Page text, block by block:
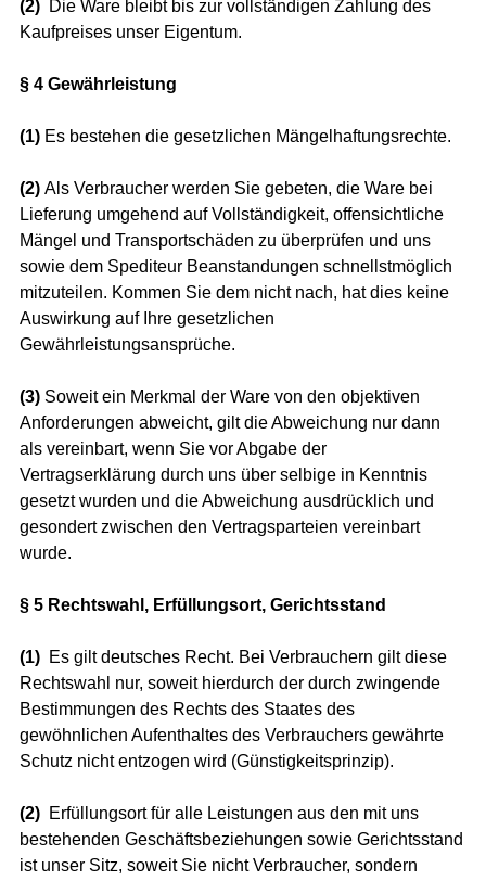
(2)Die Ware bleibt bis zur vollständigen Zahlung des
Kaufpreises unser Eigentum.
§ 4 Gewährleistung
(1) Es bestehen die gesetzlichen Mängelhaftungsrechte.
(2)Als Verbraucher werden Sie gebeten, die Ware bei
Lieferung umgehend auf Vollständigkeit, offensichtliche
Mängel und Transportschäden zu überprüfen und uns
sowie dem Spediteur Beanstandungen schnellstmöglich
mitzuteilen. Kommen Sie dem nicht nach, hat dies keine
Auswirkung auf Ihre gesetzlichen
Gewährleistungsansprüche.
(3) Soweit ein Merkmal der Ware von den objektiven
Anforderungen abweicht, gilt die Abweichung nur dann
als vereinbart, wenn Sie vor Abgabe der
Vertragserklärung durch uns über selbige in Kenntnis
gesetzt wurden und die Abweichung ausdrücklich und
gesondert zwischen den Vertragsparteien vereinbart
wurde.
§ 5 Rechtswahl, Erfüllungsort, Gerichtsstand
(1) Es gilt deutsches Recht. Bei Verbrauchern gilt diese
Rechtswahl nur, soweit hierdurch der durch zwingende
Bestimmungen des Rechts des Staates des
gewöhnlichen Aufenthaltes des Verbrauchers gewährte
Schutz nicht entzogen wird (Günstigkeitsprinzip).
(2)Erfüllungsort für alle Leistungen aus den mit uns
bestehenden Geschäftsbeziehungen sowie Gerichtsstand
ist unser Sitz, soweit Sie nicht Verbraucher, sondern